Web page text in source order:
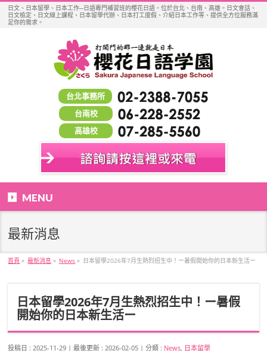
日文、日本留學、日本工作─日語專門補習班的櫻花日語。位於台北、台南、高雄。日文會話、
日文檢定、日文線上課程、日本留學代辦、日本打工度假、介紹日本工作等、提供全方位服務滿
足你的需求。
台北事務所
台南校
高雄校
MENU
最新消息
首頁 » 最新消息 » News » 日本留學2026年7月生熱烈招生中！ー暑假開始你的日本新生活ー
日本留學2026年7月生熱烈招生中！ー暑假
開始你的日本新生活ー
投稿日 : 2025-11-29 最後更新 : 2026-02-05 分類 : News, 日本留學